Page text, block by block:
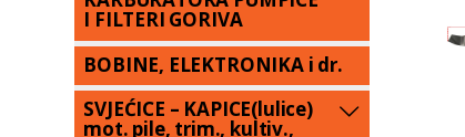
I FILTERI GORIVA
BOBINE, ELEKTRONIKA i dr.
SVJEĆICE – KAPICE(lulice)
mot. pile, trim., kultiv.,